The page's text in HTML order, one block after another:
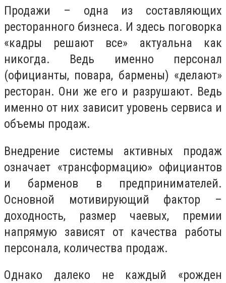
Продажи – одна из составляющих
ресторанного бизнеса. И здесь поговорка
«кадры решают все» актуальна как
никогда. Ведь именно персонал
(официанты, повара, бармены) «делают»
ресторан. Они же его и разрушают. Ведь
именно от них зависит уровень сервиса и
объемы продаж.
Внедрение системы активных продаж
означает «трансформацию» официантов
и барменов в предпринимателей.
Основной мотивирующий фактор –
доходность, размер чаевых, премии
напрямую зависят от качества работы
персонала, количества продаж.
Однако далеко не каждый «рожден